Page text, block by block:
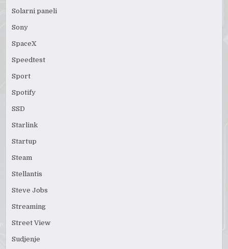
Solarni paneli
Sony
SpaceX
Speedtest
Sport
Spotify
SSD
Starlink
Startup
Steam
Stellantis
Steve Jobs
Streaming
Street View
Sudjenje